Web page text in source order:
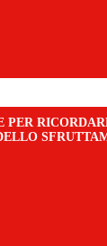
PER